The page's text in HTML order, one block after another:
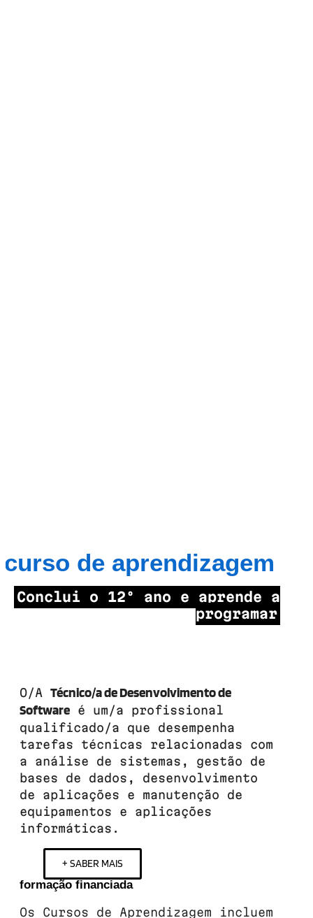
curso de aprendizagem
Conclui o 12º ano e aprende a
programar
O/A Técnico/a de Desenvolvimento de
Software é um/a profissional
qualificado/a que desempenha
tarefas técnicas relacionadas com
a análise de sistemas, gestão de
bases de dados, desenvolvimento
de aplicações e manutenção de
equipamentos e aplicações
informáticas.
+ SABER MAIS
formação financiada
Os Cursos de Aprendizagem incluem